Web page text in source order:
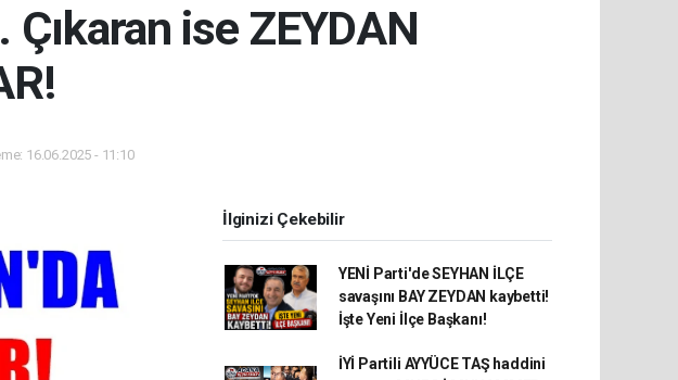
ise ZEYDAN
16.06.2025 - 11:10
İlginizi Çekebilir
YENİ Parti'de SEYHAN İLÇE
savaşını BAY ZEYDAN kaybetti!
İşte Yeni İlçe Başkanı!
İYİ Partili AYYÜCE TAŞ haddini